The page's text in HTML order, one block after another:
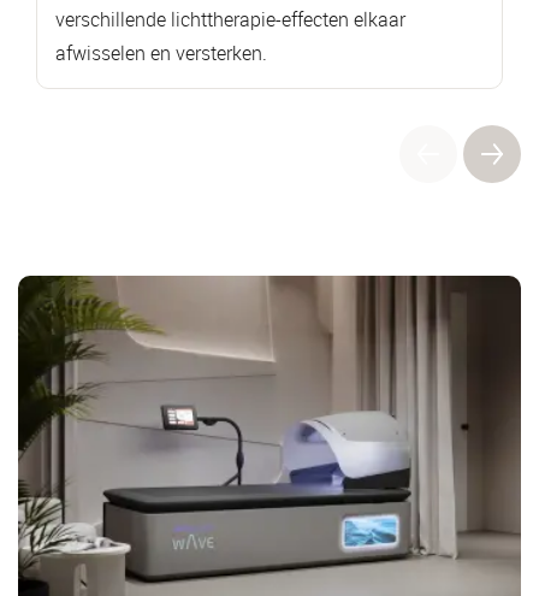
verschillende lichttherapie-effecten elkaar
afwisselen en versterken.